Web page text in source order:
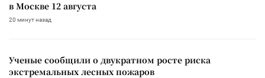
в Москве 12 августа
20 минут назад
Ученые сообщили о двукратном росте риска
экстремальных лесных пожаров